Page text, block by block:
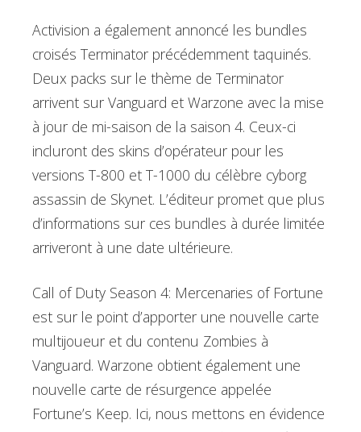
Activision a également annoncé les bundles
croisés Terminator précédemment taquinés.
Deux packs sur le thème de Terminator
arrivent sur Vanguard et Warzone avec la mise
à jour de mi-saison de la saison 4. Ceux-ci
incluront des skins d’opérateur pour les
versions T-800 et T-1000 du célèbre cyborg
assassin de Skynet. L’éditeur promet que plus
d’informations sur ces bundles à durée limitée
arriveront à une date ultérieure.
Call of Duty Season 4: Mercenaries of Fortune
est sur le point d’apporter une nouvelle carte
multijoueur et du contenu Zombies à
Vanguard. Warzone obtient également une
nouvelle carte de résurgence appelée
Fortune’s Keep. Ici, nous mettons en évidence